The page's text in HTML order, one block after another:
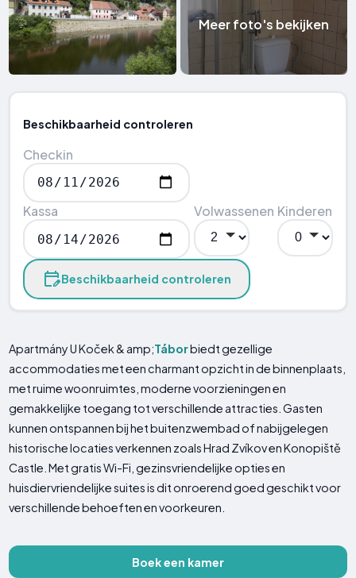
Meer foto's bekijken
Beschikbaarheid controleren
Checkin
Kassa Volwassenen Kinderen
Beschikbaarheid controleren
Apartmány U Koček & amp;Táborbiedt gezellige
accommodaties met een charmant opzicht in de binnenplaats,
met ruime woonruimtes, moderne voorzieningen en
gemakkelijke toegang tot verschillende attracties. Gasten
kunnen ontspannen bij het buitenzwembad of nabijgelegen
historische locaties verkennen zoals Hrad Zvíkov en Konopiště
Castle. Met gratis Wi-Fi, gezinsvriendelijke opties en
huisdiervriendelijke suites is dit onroerend goed geschikt voor
verschillende behoeften en voorkeuren.
Boek een kamer